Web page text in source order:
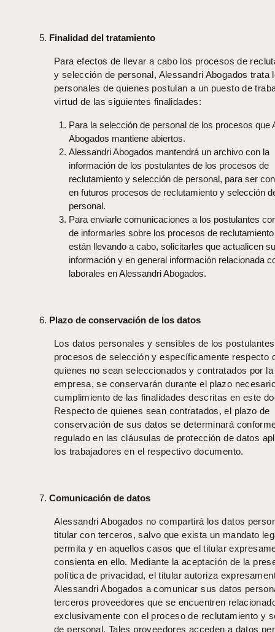
Finalidad del tratamiento
Para efectos de llevar a cabo los procesos de
y selección de personal, Alessandri Abogados trata
personales de quienes postulan a un puesto de
virtud de las siguientes finalidades:
Para la selección de personal de los procesos que
Abogados mantiene abiertos.
Alessandri Abogados mantendrá un archivo con la
información de los postulantes de los procesos de
reclutamiento y selección de personal, para ser
en futuros procesos de reclutamiento y selección
personal.
Para enviarle comunicaciones a los postulantes
de informarles sobre los procesos de
están llevando a cabo, solicitarles que actualicen su
información y en general información relacionada
laborales en Alessandri Abogados.
Plazo de conservación de los datos
Los datos personales y sensibles de los
procesos de selección y específicamente respecto
quienes no sean seleccionados y contratados por la
empresa, se conservarán durante el plazo
cumplimiento de las finalidades descritas en este
Respecto de quienes sean contratados, el plazo de
conservación de sus datos se determinará
regulado en las cláusulas de protección de datos
los trabajadores en el respectivo documento.
Comunicación de datos
Alessandri Abogados no compartirá los datos
titular con terceros, salvo que exista un mandato
permita y en aquellos casos que el titular
consienta en ello. Mediante la aceptación de la
política de privacidad, el titular autoriza
Alessandri Abogados a comunicar sus datos
terceros proveedores que se encuentren
exclusivamente con el proceso de reclutamiento y
de personal. Tales proveedores acceden a datos